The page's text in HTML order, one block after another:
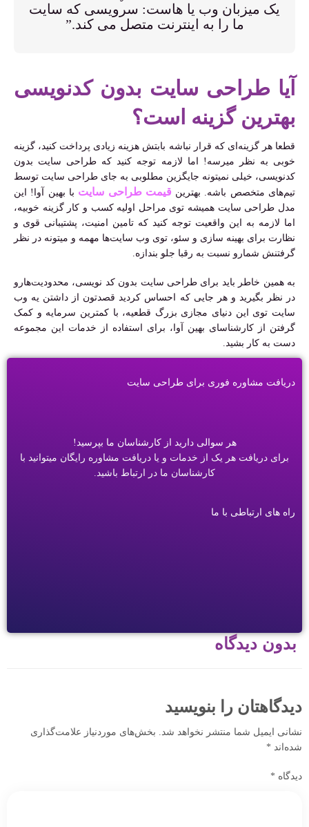
یک میزبان وب یا هاست: سرویسی که سایت
ما را به اینترنت متصل می کند.”
آیا طراحی سایت بدون کدنویسی
بهترین گزینه است؟
قطعا هر گزینه‌ای که قرار نباشه بابتش هزینه زیادی پرداخت کنید، گزینه
خوبی به نظر میرسه! اما لازمه توجه کنید که طراحی سایت بدون
کدنویسی، خیلی نمیتونه جایگزین مطلوبی به جای طراحی سایت توسط
تیم‌های متخصص باشه. بهترین قیمت طراحی سایت با بهین آوا! این
مدل طراحی سایت همیشه توی مراحل اولیه کسب و کار گزینه خوبیه،
اما لازمه به این واقعیت توجه کنید که تامین امنیت، پشتیبانی قوی و
نظارت برای بهینه سازی و سئو، توی وب سایت‌ها مهمه و میتونه در نظر
گرفتنش شمارو نسبت به رقبا جلو بندازه.
به همین خاطر باید برای طراحی سایت بدون کد نویسی، محدودیت‌هارو
در نظر بگیرید و هر جایی که احساس کردید قصدتون از داشتن یه وب
سایت توی این دنیای مجازی بزرگ قطعیه، با کمترین سرمایه و کمک
گرفتن از کارشناسای بهین آوا، برای استفاده از خدمات این مجموعه
دست به کار بشید.
دریافت مشاوره فوری برای طراحی سایت
هر سوالی دارید از کارشناسان ما بپرسید!
برای دریافت هر یک از خدمات و یا دریافت مشاوره رایگان میتوانید با
کارشناسان ما در ارتباط باشید.
راه های ارتباطی با ما
بدون دیدگاه
دیدگاهتان را بنویسید
نشانی ایمیل شما منتشر نخواهد شد.
بخش‌های موردنیاز علامت‌گذاری
شده‌اند *
دیدگاه *